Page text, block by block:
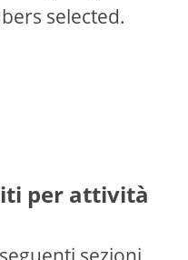
selected.
per attività